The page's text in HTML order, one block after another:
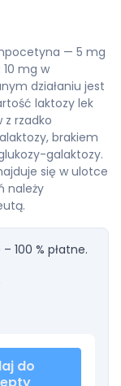
— 5 mg
mg w
działaniu jest
laktozy lek
rzadko
brakiem
galaktozy.
się w ulotce
należy
100 % płatne.
do